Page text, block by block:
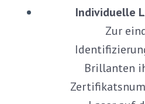
Individuelle
Zur
Brillanten